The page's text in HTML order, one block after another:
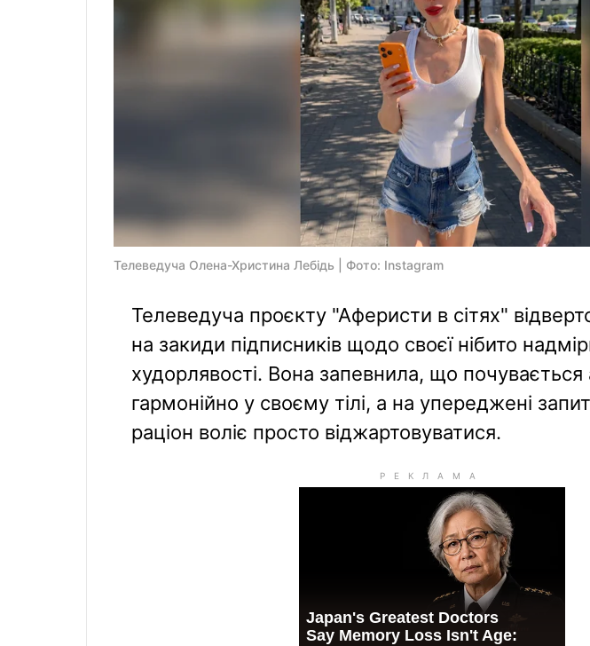
Телеведуча Олена-Христина Лебідь | Фото: Instagram
Телеведуча проєкту "Аферисти в сітях"
на закиди підписників щодо своєї нібито
худорлявості. Вона запевнила, що
гармонійно у своєму тілі, а на упереджені
раціон воліє просто віджартовуватися.